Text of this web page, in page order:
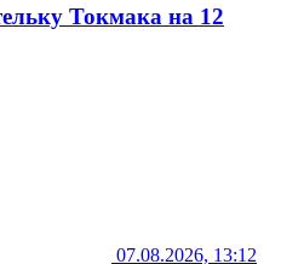
Токмака на 12
07.08.2026, 13:12